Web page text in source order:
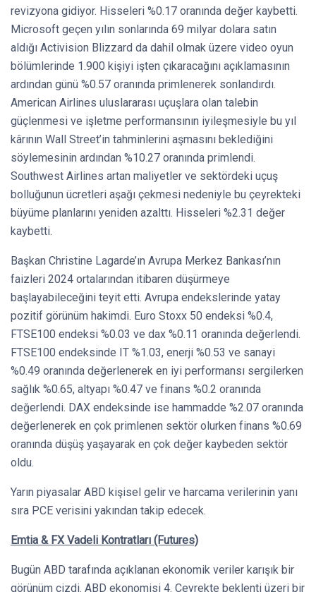
revizyona gidiyor. Hisseleri %0.17 oranında değer kaybetti.
Microsoft geçen yılın sonlarında 69 milyar dolara satın
aldığı Activision Blizzard da dahil olmak üzere video oyun
bölümlerinde 1.900 kişiyi işten çıkaracağını açıklamasının
ardından günü %0.57 oranında primlenerek sonlandırdı.
American Airlines uluslararası uçuşlara olan talebin
güçlenmesi ve işletme performansının iyileşmesiyle bu yıl
kârının Wall Street’in tahminlerini aşmasını beklediğini
söylemesinin ardından %10.27 oranında primlendi.
Southwest Airlines artan maliyetler ve sektördeki uçuş
bolluğunun ücretleri aşağı çekmesi nedeniyle bu çeyrekteki
büyüme planlarını yeniden azalttı. Hisseleri %2.31 değer
kaybetti.
Başkan Christine Lagarde’ın Avrupa Merkez Bankası’nın
faizleri 2024 ortalarından itibaren düşürmeye
başlayabileceğini teyit etti. Avrupa endekslerinde yatay
pozitif görünüm hakimdi. Euro Stoxx 50 endeksi %0.4,
FTSE100 endeksi %0.03 ve dax %0.11 oranında değerlendi.
FTSE100 endeksinde IT %1.03, enerji %0.53 ve sanayi
%0.49 oranında değerlenerek en iyi performansı sergilerken
sağlık %0.65, altyapı %0.47 ve finans %0.2 oranında
değerlendi. DAX endeksinde ise hammadde %2.07 oranında
değerlenerek en çok primlenen sektör olurken finans %0.69
oranında düşüş yaşayarak en çok değer kaybeden sektör
oldu.
Yarın piyasalar ABD kişisel gelir ve harcama verilerinin yanı
sıra PCE verisini yakından takip edecek.
Emtia & FX Vadeli Kontratları (Futures)
Bugün ABD tarafında açıklanan ekonomik veriler karışık bir
görünüm çizdi. ABD ekonomisi 4. Çeyrekte beklenti üzeri bir